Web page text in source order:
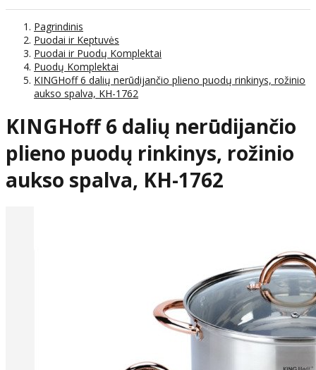
Pagrindinis
Puodai ir Keptuvės
Puodai ir Puodų Komplektai
Puodų Komplektai
KINGHoff 6 dalių nerūdijančio plieno puodų rinkinys, rožinio
aukso spalva, KH-1762
KINGHoff 6 dalių nerūdijančio
plieno puodų rinkinys, rožinio
aukso spalva, KH-1762